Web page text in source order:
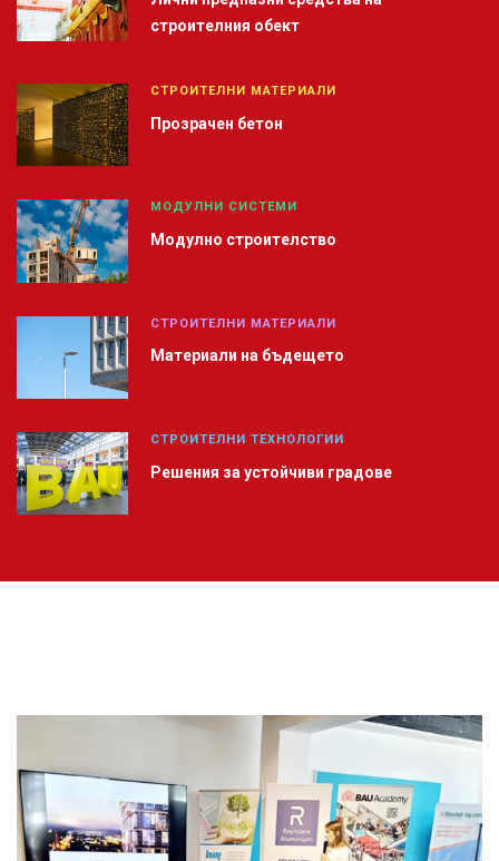
строителния обект
СТРОИТЕЛНИ МАТЕРИАЛИ
Прозрачен бетон
МОДУЛНИ СИСТЕМИ
Модулно строителство
СТРОИТЕЛНИ МАТЕРИАЛИ
Материали на бъдещето
СТРОИТЕЛНИ ТЕХНОЛОГИИ
Решения за устойчиви градове